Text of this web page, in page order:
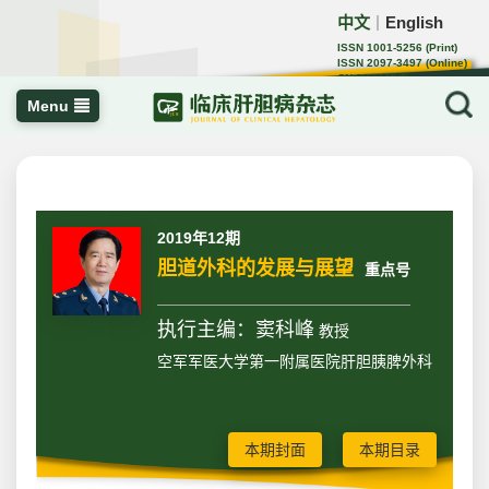
中文 English
ISSN 1001-5256 (Print)
ISSN 2097-3497 (Online)
CN 22-1108/R
Menu
2019年12期
胆道外科的发展与展望 重点号
执行主编：窦科峰教授
空军军医大学第一附属医院肝胆胰脾外科
本期封面 本期目录